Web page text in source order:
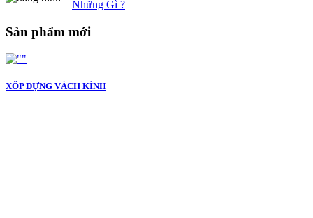
Những Gì ?
Sản phẩm mới
XỐP DỰNG VÁCH KÍNH